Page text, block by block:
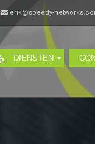
erik@speedy-
DIENSTEN